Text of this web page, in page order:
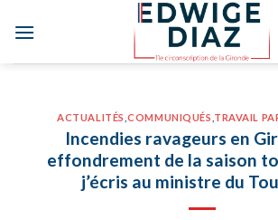
ACTUALITÉS ,COMMUNIQUÉS TRAVAIL
Incendies ravageurs en
effondrement de la saison
j’écris au ministre du